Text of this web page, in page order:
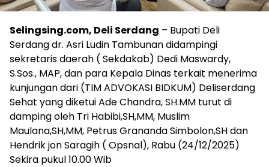
Selingsing.com, Deli Serdang – Bupati Deli
Serdang dr. Asri Ludin Tambunan didampingi
sekretaris daerah ( Sekdakab) Dedi Maswardy,
S.Sos., MAP, dan para Kepala Dinas terkait menerima
kunjungan dari (TIM ADVOKASI BIDKUM) Deliserdang
Sehat yang diketui Ade Chandra, SH.MM turut di
damping oleh Tri Habibi,SH,MM, Muslim
Maulana,SH,MM, Petrus Grananda Simbolon,SH dan
Hendrik jon Saragih ( Opsnal), Rabu (24/12/2025)
Sekira pukul 10.00 Wib